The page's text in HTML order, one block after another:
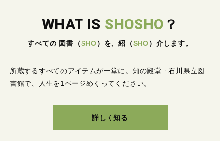
WHAT IS SHOSHO ？
すべての 図書 （SHO） を、紹 （SHO） 介します。
所蔵するすべてのアイテムが一堂に。 知の殿堂・石川県立図
書館で、人生を1ページめくってください。
詳しく知る